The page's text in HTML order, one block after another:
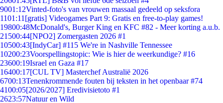
9001:12Vinted-foto's van vrouwen massaal gedeeld op seksfora
1101:11 [gratis] Videogames Part 9: Gratis en free-to-play games!
19800:48McDonald's, Burger King en KFC #82 - Meer korting a.u.b.
21500:44[NPO2] Zomergasten 2026 #1
10500:43[IndyCar] #115 We're in Nashville Tennessee
10200:23Voorspellingstopic: Wie is hier de weerkundige? #16
23600:19Israel en Gaza #17
16400:17[CUL TV] Masterchef Australië 2026
6700:13Tenenkrommende fouten bij teksten in het openbaar #74
4100:05[2026/2027] Eredivisietoto #1
2623:57Natuur en Wild